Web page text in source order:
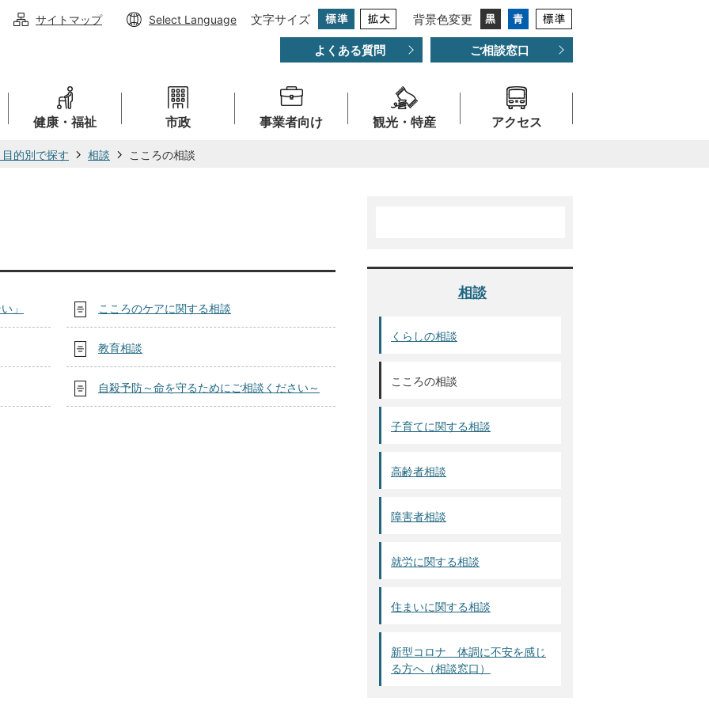
サイトマップ Select Language 文字サイズ 背景色変更
よくある質問 ご相談窓口
健康・福祉 市政 事業者向け 観光・特産 アクセス
的別で探す 相談 こころの相談
」 こころのケアに関する相談
教育相談
自殺予防～命を守るためにご相談ください～
相談
くらしの相談
こころの相談
子育てに関する相談
高齢者相談
障害者相談
就労に関する相談
住まいに関する相談
新型コロナ 体調に不安を感じ
る方へ（相談窓口）